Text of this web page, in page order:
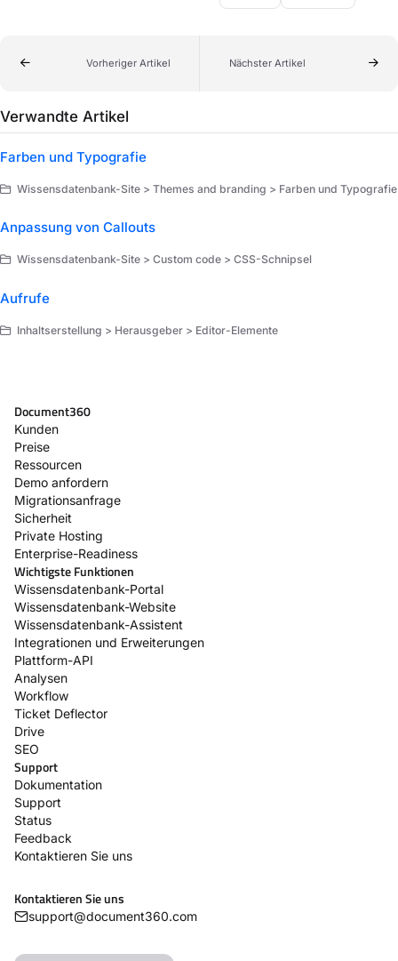
Vorheriger Artikel Nächster Artikel
Verwandte Artikel
Farben und Typografie
Wissensdatenbank-Site > Themes and branding > Farben und Typografie
Anpassung von Callouts
Wissensdatenbank-Site > Custom code > CSS-Schnipsel
Aufrufe
Inhaltserstellung > Herausgeber > Editor-Elemente
Document360
Kunden
Preise
Ressourcen
Demo anfordern
Migrationsanfrage
Sicherheit
Private Hosting
Enterprise-Readiness
Wichtigste Funktionen
Wissensdatenbank-Portal
Wissensdatenbank-Website
Wissensdatenbank-Assistent
Integrationen und Erweiterungen
Plattform-API
Analysen
Workflow
Ticket Deflector
Drive
SEO
Support
Dokumentation
Support
Status
Feedback
Kontaktieren Sie uns
Kontaktieren Sie uns
support@document360.com